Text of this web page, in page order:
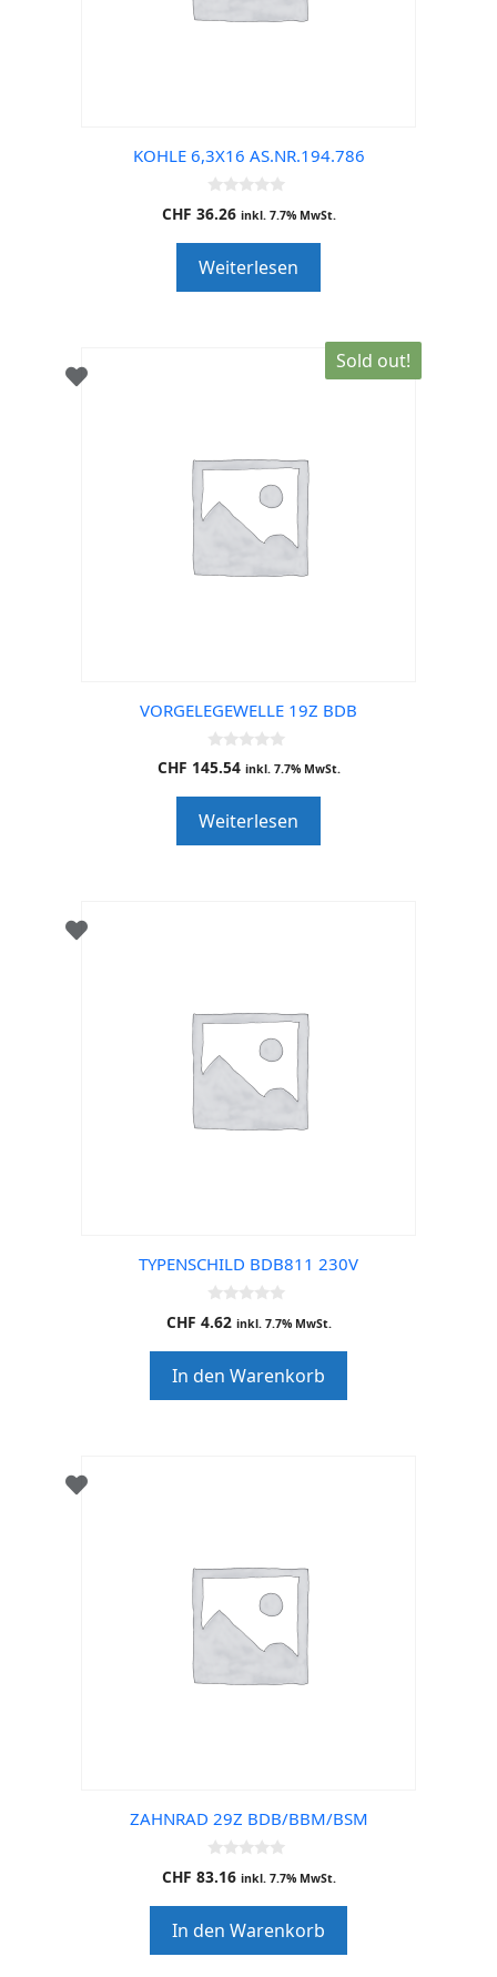
KOHLE 6,3X16 AS.NR.194.786
0
o
o
f
5
CHF 36.26 inkl. 7.7% MwSt.
Weiterlesen
Sold out!
VORGELEGEWELLE 19Z BDB
0
o
o
f
5
CHF 145.54 inkl. 7.7% MwSt.
Weiterlesen
TYPENSCHILD BDB811 230V
0
o
o
f
5
CHF 4.62 inkl. 7.7% MwSt.
In den Warenkorb
ZAHNRAD 29Z BDB/BBM/BSM
0
o
o
f
5
CHF 83.16 inkl. 7.7% MwSt.
In den Warenkorb